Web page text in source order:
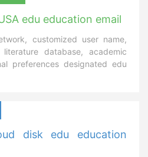
edu education email
customized user name,
database, academic
preferences designated edu
disk edu education